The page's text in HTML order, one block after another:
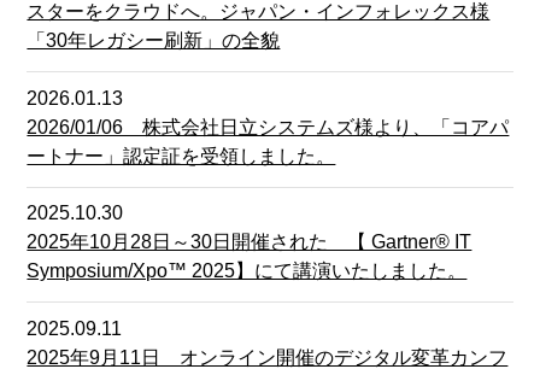
スターをクラウドへ。ジャパン・インフォレックス様
「30年レガシー刷新」の全貌
2026.01.13
2026/01/06 株式会社日立システムズ様より、「コアパ
ートナー」認定証を受領しました。
2025.10.30
2025年10月28日～30日開催された 【 Gartner® IT
Symposium/Xpo™ 2025】にて講演いたしました。
2025.09.11
2025年9月11日 オンライン開催のデジタル変革カンフ